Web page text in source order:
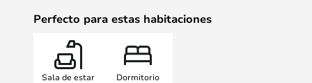
uno desee.
iluminación daneses de Herstal.
Perfecto para estas habitaciones
Sala de estar Dormitorio